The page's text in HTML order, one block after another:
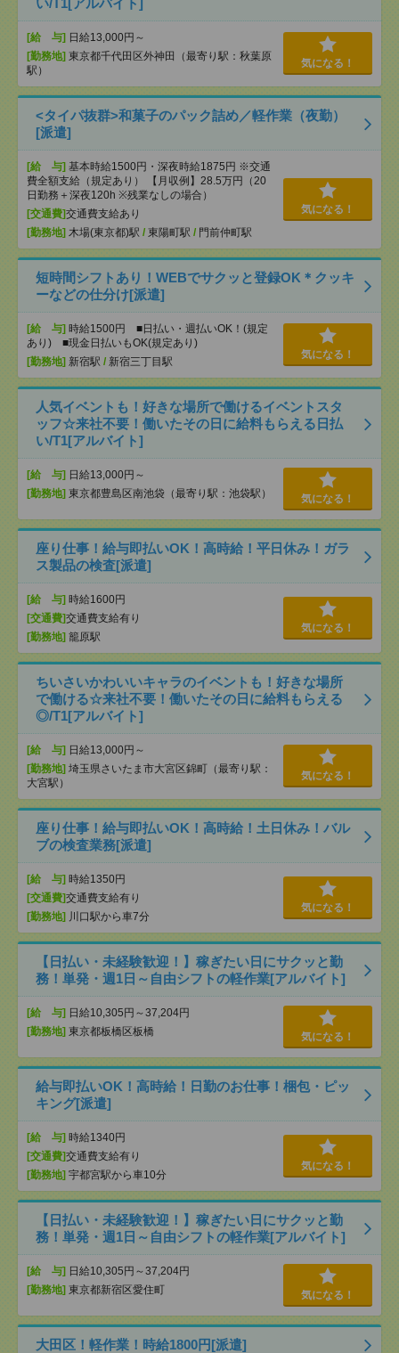
い/T1[アルバイト]
[給 与] 日給13,000円～
[勤務地] 東京都千代田区外神田（最寄り駅：秋葉原
駅）
気になる！
<タイパ抜群>和菓子のパック詰め／軽作業（夜勤）
[派遣]
[給 与] 基本時給1500円・深夜時給1875円 ※交通
費全額支給（規定あり） 【月収例】28.5万円（20
日勤務＋深夜120h ※残業なしの場合）
[交通費]交通費支給あり
[勤務地] 木場(東京都)駅 / 東陽町駅 / 門前仲町駅
気になる！
短時間シフトあり！WEBでサクッと登録OK＊クッキ
ーなどの仕分け[派遣]
[給 与] 時給1500円 ■日払い・週払いOK！(規定
あり) ■現金日払いもOK(規定あり)
[勤務地] 新宿駅 / 新宿三丁目駅
気になる！
人気イベントも！好きな場所で働けるイベントスタ
ッフ☆来社不要！働いたその日に給料もらえる日払
い/T1[アルバイト]
[給 与] 日給13,000円～
[勤務地] 東京都豊島区南池袋（最寄り駅：池袋駅） 気になる！
座り仕事！給与即払いOK！高時給！平日休み！ガラ
ス製品の検査[派遣]
[給 与] 時給1600円
[交通費]交通費支給有り
[勤務地] 籠原駅
気になる！
ちいさいかわいいキャラのイベントも！好きな場所
で働ける☆来社不要！働いたその日に給料もらえる
◎/T1[アルバイト]
[給 与] 日給13,000円～
[勤務地] 埼玉県さいたま市大宮区錦町（最寄り駅：
大宮駅）
気になる！
座り仕事！給与即払いOK！高時給！土日休み！バル
ブの検査業務[派遣]
[給 与] 時給1350円
[交通費]交通費支給有り
[勤務地] 川口駅から車7分
気になる！
【日払い・未経験歓迎！】稼ぎたい日にサクッと勤
務！単発・週1日～自由シフトの軽作業[アルバイト]
[給 与] 日給10,305円～37,204円
[勤務地] 東京都板橋区板橋 気になる！
給与即払いOK！高時給！日勤のお仕事！梱包・ピッ
キング[派遣]
[給 与] 時給1340円
[交通費]交通費支給有り
[勤務地] 宇都宮駅から車10分
気になる！
【日払い・未経験歓迎！】稼ぎたい日にサクッと勤
務！単発・週1日～自由シフトの軽作業[アルバイト]
[給 与] 日給10,305円～37,204円
[勤務地] 東京都新宿区愛住町 気になる！
大田区！軽作業！時給1800円[派遣]